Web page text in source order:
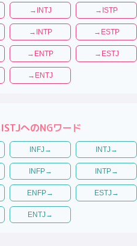
→ INTJ → ISTP
→ INTP → ESTP
→ ENTP → ESTJ
→ ENTJ
ISTJへのNGワード
INFJ → INTJ →
INFP→ INTP→
ENFP→ ESTJ →
ENTJ →